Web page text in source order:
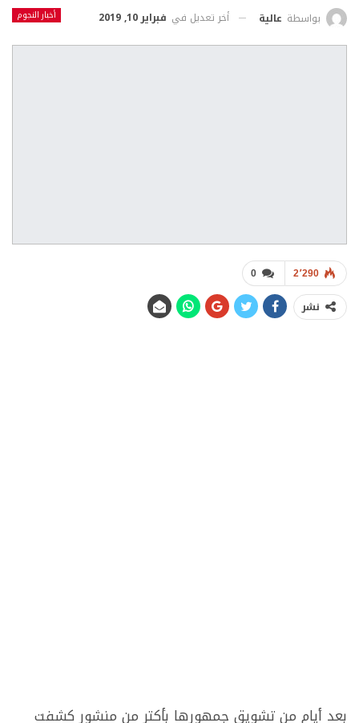
أخبار النجوم بواسطة عالية أخر تعديل في فبراير 10, 2019
0 2٬290
نشر
بعد أيام من تشويق جمهورها بأكتر من منشور كشفت